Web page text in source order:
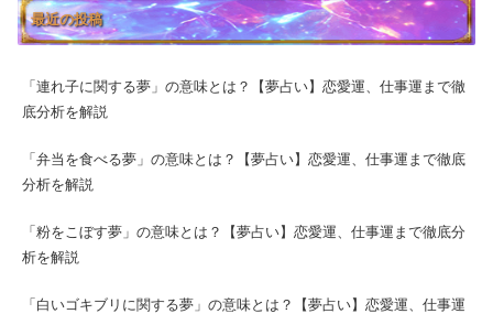
最近の投稿
「連れ子に関する夢」の意味とは？【夢占い】恋愛運、仕事運まで徹
底分析を解説
「弁当を食べる夢」の意味とは？【夢占い】恋愛運、仕事運まで徹底
分析を解説
「粉をこぼす夢」の意味とは？【夢占い】恋愛運、仕事運まで徹底分
析を解説
「白いゴキブリに関する夢」の意味とは？【夢占い】恋愛運、仕事運